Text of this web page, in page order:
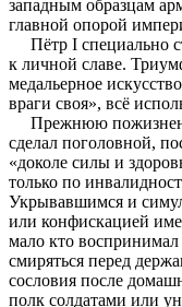
западным образцам
главной опорой
Пётр I специально
к личной славе.
медальерное
враги своя», всё
Прежнюю
сделал поголовной,
«доколе силы и
только по
Укрывавшимся и
или конфискацией
мало кто
смиряться перед
сословия после
полк солдатами или